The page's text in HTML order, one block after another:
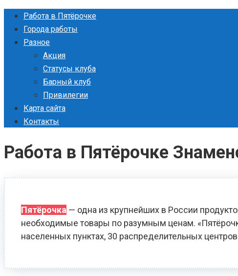
Перейти
контенту
Работа в Пятёрочке
Города работы
Разное
Акция
Статусы клуба
Барный клуб
Привилегии
Карта сайта
Контакты
Работа в Пятёрочке
Пятёрочка — одна из крупнейших в России
необходимые товары по разумным ценам.
населенных пунктах, 30 распределительных